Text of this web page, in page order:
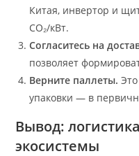
Китая, инвертор и
CO₂/кВт.
Согласитесь на
позволяет
Верните паллеты.
упаковки — в
Вывод:
экосистемы